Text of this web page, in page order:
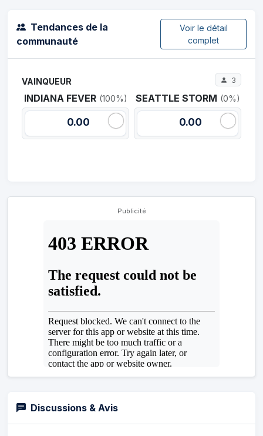
Tendances de la
communauté
Voir le détail
complet
VAINQUEUR 3
INDIANA FEVER (100%)
0.00
SEATTLE STORM (0%)
0.00
Publicité
Discussions & Avis